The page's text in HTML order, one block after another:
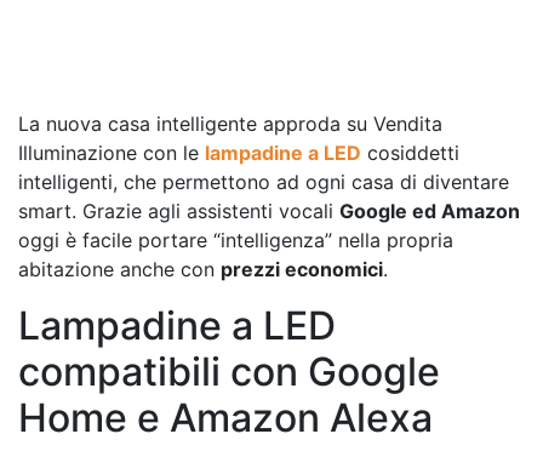
La nuova casa intelligente approda su Vendita
Illuminazione con le lampadine a LED cosiddetti
intelligenti, che permettono ad ogni casa di diventare
smart. Grazie agli assistenti vocali Google ed Amazon
oggi è facile portare “intelligenza” nella propria
abitazione anche con prezzi economici.
Lampadine a LED
compatibili con Google
Home e Amazon Alexa